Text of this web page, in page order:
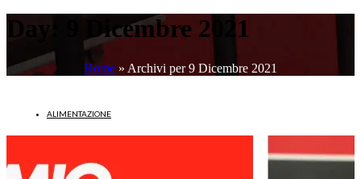
Day: 9 Dicembre 2021
Home » Archivi per 9 Dicembre 2021
ALIMENTAZIONE